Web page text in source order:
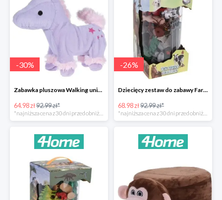
-30%
Zabawka pluszowa Walking unicorn -30%
64.98 zł92.99 zł*
*najniższa cena z 30 dni przed obniżką
-26%
Dziecięcy zestaw do zabawy Farm animals Collection -26%
68.98 zł92.99 zł*
*najniższa cena z 30 dni przed obniżką